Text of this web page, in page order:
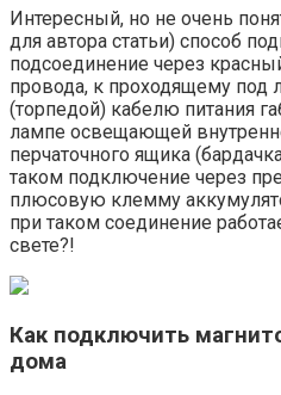
Интересный, но не очень
для автора статьи) способ
подсоединение через
провода, к проходящему под
(торпедой) кабелю питания
лампе освещающей
перчаточного ящика
таком подключение через
плюсовую клемму
при таком соединение
свете?!
Как подключить
дома